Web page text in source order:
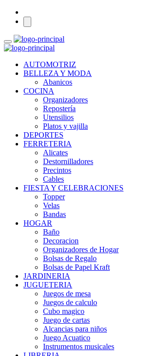
AUTOMOTRIZ
BELLEZA Y MODA
Abanicos
COCINA
Organizadores
Repostería
Utensilios
Platos y vajilla
DEPORTES
FERRETERIA
Alicates
Destornilladores
Precintos
Cables
FIESTA Y CELEBRACIONES
Topper
Velas
Bandas
HOGAR
Baño
Decoracion
Organizadores de Hogar
Bolsas de Regalo
Bolsas de Papel Kraft
JARDINERIA
JUGUETERIA
Juegos de mesa
Juegos de calculo
Cubo magico
Juego de cartas
Alcancias para niños
Juego Acuatico
Instrumentos musicales